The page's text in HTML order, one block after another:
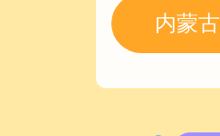
内蒙古